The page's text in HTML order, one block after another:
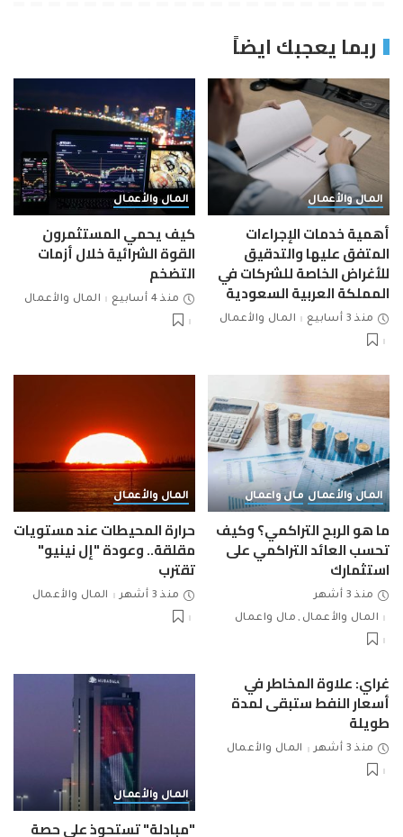
ربما يعجبك ايضاً
المال والأعمال
أهمية خدمات الإجراءات
المتفق عليها والتدقيق
للأغراض الخاصة للشركات في
المملكة العربية السعودية
منذ 3 أسابيع المال والأعمال
المال والأعمال
كيف يحمي المستثمرون
القوة الشرائية خلال أزمات
التضخم
منذ 4 أسابيع المال والأعمال
المال والأعمال مال واعمال
ما هو الربح التراكمي؟ وكيف
تحسب العائد التراكمي على
استثمارك
منذ 3 أشهر
المال والأعمال
مال واعمال
المال والأعمال
حرارة المحيطات عند مستويات
مقلقة.. وعودة "إل نينيو"
تقترب
منذ 3 أشهر المال والأعمال
غراي: علاوة المخاطر في
أسعار النفط ستبقى لمدة
طويلة
منذ 3 أشهر المال والأعمال
المال والأعمال
"مبادلة" تستحوذ على حصة